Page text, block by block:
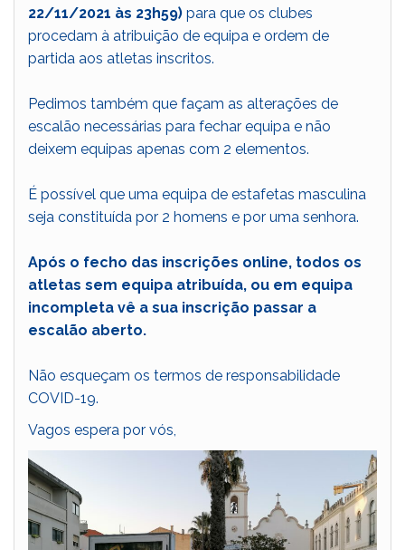
22/11/2021 às 23h59) para que os clubes
procedam à atribuição de equipa e ordem de
partida aos atletas inscritos.
Pedimos também que façam as alterações de
escalão necessárias para fechar equipa e não
deixem equipas apenas com 2 elementos.
É possível que uma equipa de estafetas masculina
seja constituída por 2 homens e por uma senhora.
Após o fecho das inscrições online, todos os
atletas sem equipa atribuída, ou em equipa
incompleta vê a sua inscrição passar a
escalão aberto.
Não esqueçam os termos de responsabilidade
COVID-19.
Vagos espera por vós,